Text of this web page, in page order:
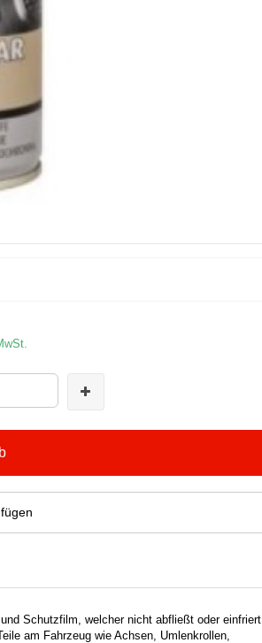
Schutzfilm, welcher nicht abfließt oder einfriert.
am Fahrzeug wie Achsen, Umlenkrollen,